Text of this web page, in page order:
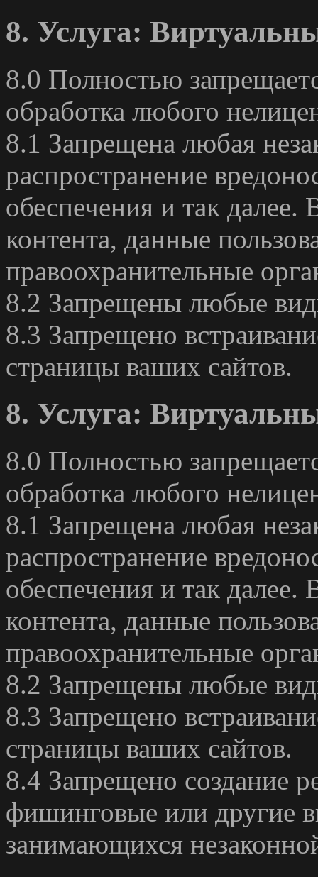
8. Услуга:
8.0 Полностью
обработка любого
8.1 Запрещена любая
распространение
обеспечения и так далее.
контента, данные
правоохранительные
8.2 Запрещены любые
8.3 Запрещено
страницы ваших сайтов.
8. Услуга:
8.0 Полностью
обработка любого
8.1 Запрещена любая
распространение
обеспечения и так далее.
контента, данные
правоохранительные
8.2 Запрещены любые
8.3 Запрещено
страницы ваших сайтов.
8.4 Запрещено создание
фишинговые или другие
занимающихся